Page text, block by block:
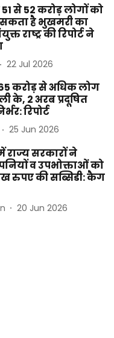
से 52 करोड़ लोगों को
है भुखमरी का
राष्ट्र की रिपोर्ट ने
22 Jul 2026
करोड़ से अधिक लोग
के, 2 अरब प्रदूषित
रिपोर्ट
25 Jun 2026
सरकारों ने
व उपभोक्ताओं को
रुपए की सब्सिडी: कैग
20 Jun 2026